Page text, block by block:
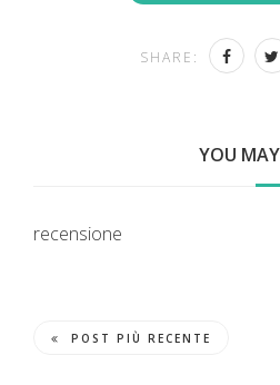
SHARE:
YOU
recensione
POST PIÙ RECENTE